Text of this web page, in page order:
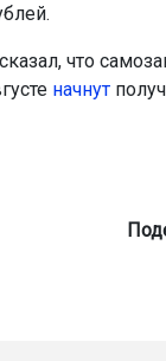
что
начнут